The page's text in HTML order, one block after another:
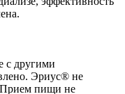
с другими
Эриус® не
Прием пищи не